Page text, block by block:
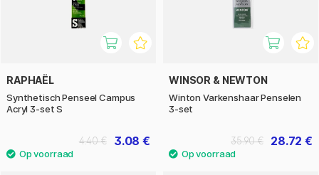
RAPHAËL
Synthetisch Penseel Campus
Acryl 3-set S
3.08 €
4.40 €
WINSOR & NEWTON
Winton Varkenshaar Penselen
3-set
28.72 €
35.90 €